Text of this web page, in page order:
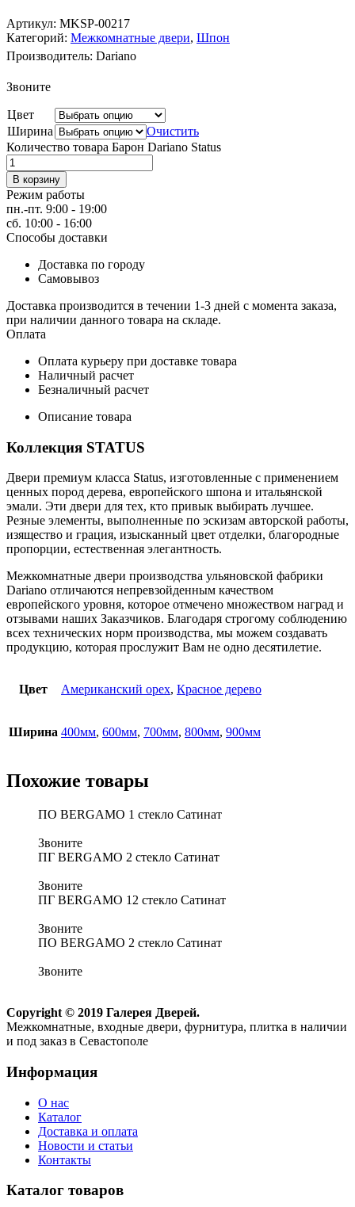
Артикул: MKSP-00217
Категорий: Межкомнатные двери, Шпон
Производитель: Dariano
Звоните
Цвет
Ширина
Очистить
Количество товара Барон Dariano Status
В корзину
Режим работы
пн.-пт. 9:00 - 19:00
сб. 10:00 - 16:00
Способы доставки
Доставка по городу
Самовывоз
Доставка производится в течении 1-3 дней с момента заказа,
при наличии данного товара на складе.
Оплата
Оплата курьеру при доставке товара
Наличный расчет
Безналичный расчет
Описание товара
Коллекция STATUS
Двери премиум класса Status, изготовленные с применением
ценных пород дерева, европейского шпона и итальянской
эмали. Эти двери для тех, кто привык выбирать лучшее.
Резные элементы, выполненные по эскизам авторской работы,
изящество и грация, изысканный цвет отделки, благородные
пропорции, естественная элегантность.
Межкомнатные двери производства ульяновской фабрики
Dariano отличаются непревзойденным качеством
европейского уровня, которое отмечено множеством наград и
отзывами наших Заказчиков. Благодаря строгому соблюдению
всех технических норм производства, мы можем создавать
продукцию, которая прослужит Вам не одно десятилетие.
Цвет Американский орех, Красное дерево
Ширина 400мм, 600мм, 700мм, 800мм, 900мм
Похожие товары
ПО BERGAMO 1 стекло Сатинат
Звоните
ПГ BERGAMO 2 стекло Сатинат
Звоните
ПГ BERGAMO 12 стекло Сатинат
Звоните
ПО BERGAMO 2 стекло Сатинат
Звоните
Copyright © 2019 Галерея Дверей.
Межкомнатные, входные двери, фурнитура, плитка в наличии
и под заказ в Севастополе
Информация
О нас
Каталог
Доставка и оплата
Новости и статьи
Контакты
Каталог товаров